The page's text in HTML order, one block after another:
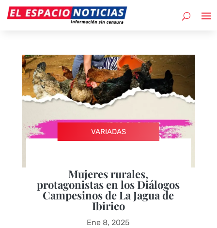
VARIADAS
Mujeres rurales,
protagonistas en los Diálogos
Campesinos de La Jagua de
Ibirico
Ene 8, 2025